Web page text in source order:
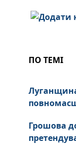
ПО ТЕМІ
Луганщина
Грошова